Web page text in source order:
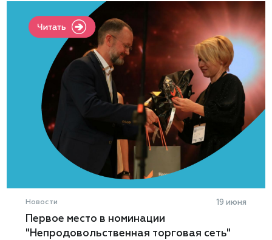
Новости 19 июня
Первое место в номинации
"Непродовольственная торговая сеть"